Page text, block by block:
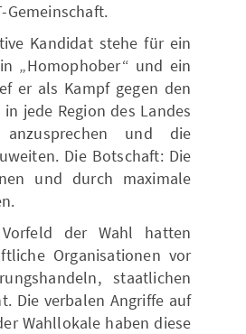
Gemeinschaft.
Kandidat stehe für ein
„Homophober“ und ein
er als Kampf gegen den
jede Region des Landes
und die
Die Botschaft: Die
und durch maximale
der Wahl hatten
Organisationen vor
staatlichen
Die verbalen Angriffe auf
Wahllokale haben diese